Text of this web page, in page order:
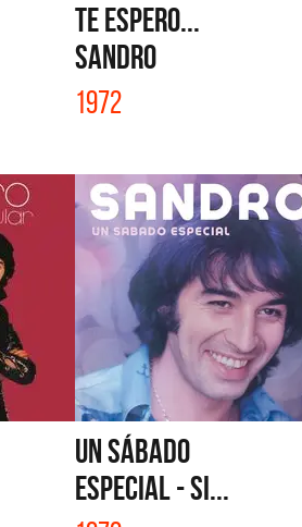
TE ESPERO...
SANDRO
1972
UN SÁBADO
ESPECIAL - SI...